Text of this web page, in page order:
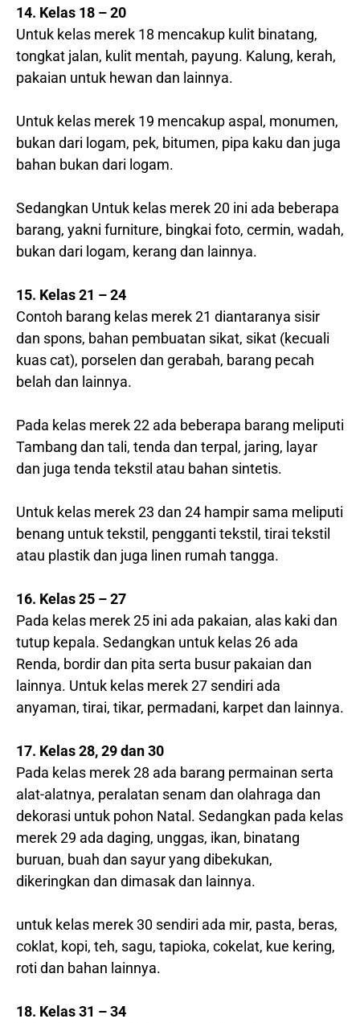
14. Kelas 18 – 20
Untuk kelas merek 18 mencakup kulit binatang,
tongkat jalan, kulit mentah, payung. Kalung, kerah,
pakaian untuk hewan dan lainnya.
Untuk kelas merek 19 mencakup aspal, monumen,
bukan dari logam, pek, bitumen, pipa kaku dan juga
bahan bukan dari logam.
Sedangkan Untuk kelas merek 20 ini ada beberapa
barang, yakni furniture, bingkai foto, cermin, wadah,
bukan dari logam, kerang dan lainnya.
15. Kelas 21 – 24
Contoh barang kelas merek 21 diantaranya sisir
dan spons, bahan pembuatan sikat, sikat (kecuali
kuas cat), porselen dan gerabah, barang pecah
belah dan lainnya.
Pada kelas merek 22 ada beberapa barang meliputi
Tambang dan tali, tenda dan terpal, jaring, layar
dan juga tenda tekstil atau bahan sintetis.
Untuk kelas merek 23 dan 24 hampir sama meliputi
benang untuk tekstil, pengganti tekstil, tirai tekstil
atau plastik dan juga linen rumah tangga.
16. Kelas 25 – 27
Pada kelas merek 25 ini ada pakaian, alas kaki dan
tutup kepala. Sedangkan untuk kelas 26 ada
Renda, bordir dan pita serta busur pakaian dan
lainnya. Untuk kelas merek 27 sendiri ada
anyaman, tirai, tikar, permadani, karpet dan lainnya.
17. Kelas 28, 29 dan 30
Pada kelas merek 28 ada barang permainan serta
alat-alatnya, peralatan senam dan olahraga dan
dekorasi untuk pohon Natal. Sedangkan pada kelas
merek 29 ada daging, unggas, ikan, binatang
buruan, buah dan sayur yang dibekukan,
dikeringkan dan dimasak dan lainnya.
untuk kelas merek 30 sendiri ada mir, pasta, beras,
coklat, kopi, teh, sagu, tapioka, cokelat, kue kering,
roti dan bahan lainnya.
18. Kelas 31 – 34